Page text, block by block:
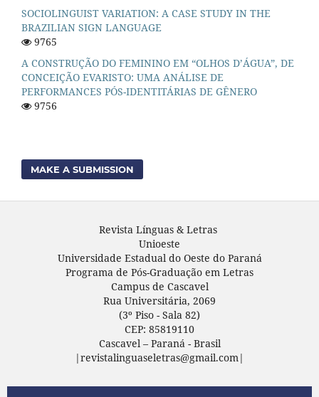
SOCIOLINGUIST VARIATION: A CASE STUDY IN THE
BRAZILIAN SIGN LANGUAGE
9765
A CONSTRUÇÃO DO FEMININO EM “OLHOS D’ÁGUA”, DE
CONCEIÇÃO EVARISTO: UMA ANÁLISE DE
PERFORMANCES PÓS-IDENTITÁRIAS DE GÊNERO
9756
MAKE A SUBMISSION
Revista Línguas & Letras
Unioeste
Universidade Estadual do Oeste do Paraná
Programa de Pós-Graduação em Letras
Campus de Cascavel
Rua Universitária, 2069
(3º Piso - Sala 82)
CEP: 85819110
Cascavel – Paraná - Brasil
|revistalinguaseletras@gmail.com|